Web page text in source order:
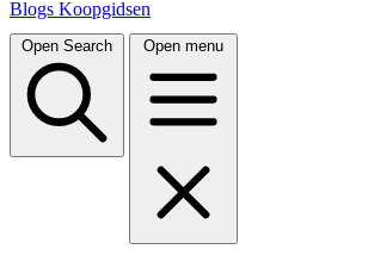
Blogs Koopgidsen
Open Search Open menu